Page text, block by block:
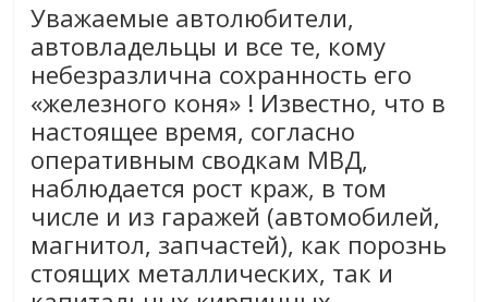
Уважаемые автолюбители,
автовладельцы и все те, кому
небезразлична сохранность его
«железного коня» ! Известно, что в
настоящее время, согласно
оперативным сводкам МВД,
наблюдается рост краж, в том
числе и из гаражей (автомобилей,
магнитол, запчастей), как порознь
стоящих металлических, так и